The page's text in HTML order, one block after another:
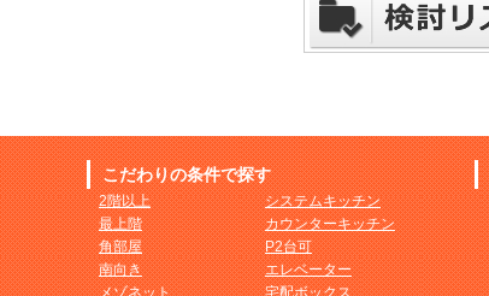
こだわりの条件で探す
2階以上
最上階
角部屋
南向き
メゾネット
システムキッチン
カウンターキッチン
P2台可
エレベーター
宅配ボックス